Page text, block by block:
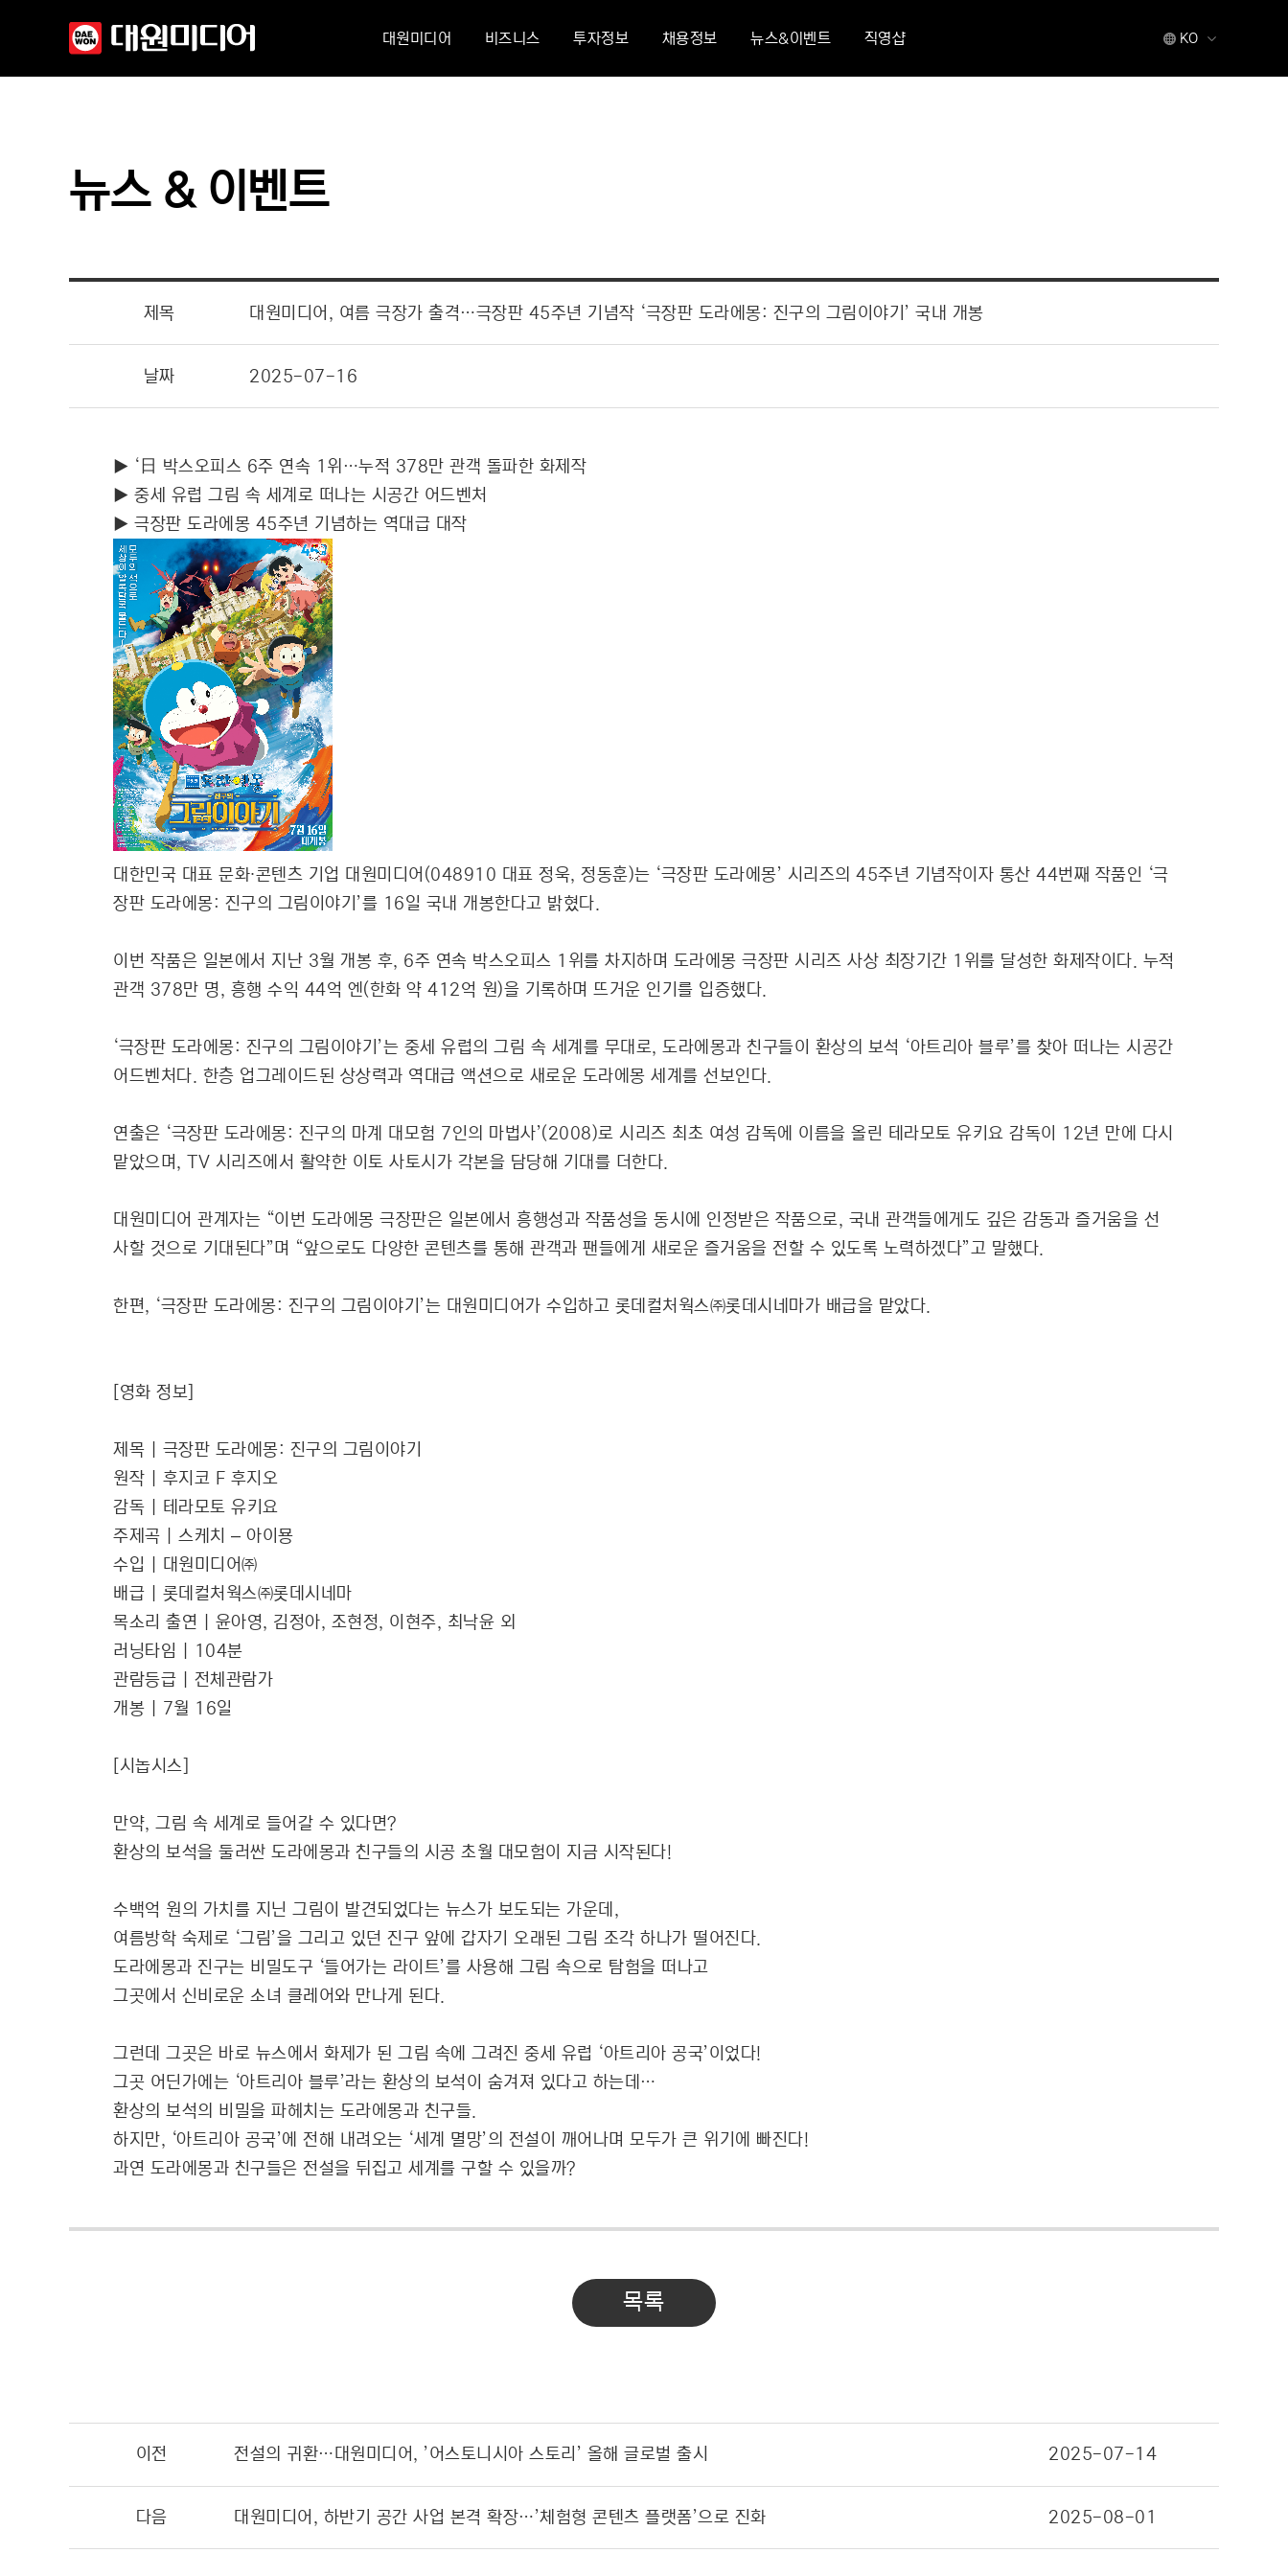
대원미디어 비즈니스 투자정보 채용정보 뉴스&이벤트 직영샵 KO
뉴스 & 이벤트
제목 대원미디어, 여름 극장가 출격…극장판 45주년 기념작 ‘극장판 도라에몽: 진구의 그림이야기’ 국내 개봉
날짜 2025-07-16
▶ ‘日 박스오피스 6주 연속 1위…누적 378만 관객 돌파한 화제작
▶ 중세 유럽 그림 속 세계로 떠나는 시공간 어드벤처
▶ 극장판 도라에몽 45주년 기념하는 역대급 대작
대한민국 대표 문화∙콘텐츠 기업 대원미디어(048910 대표 정욱, 정동훈)는 ‘극장판 도라에몽’ 시리즈의 45주년 기념작이자 통산 44번째 작품인 ‘극
장판 도라에몽: 진구의 그림이야기’를 16일 국내 개봉한다고 밝혔다.
이번 작품은 일본에서 지난 3월 개봉 후, 6주 연속 박스오피스 1위를 차지하며 도라에몽 극장판 시리즈 사상 최장기간 1위를 달성한 화제작이다. 누적
관객 378만 명, 흥행 수익 44억 엔(한화 약 412억 원)을 기록하며 뜨거운 인기를 입증했다.
‘극장판 도라에몽: 진구의 그림이야기’는 중세 유럽의 그림 속 세계를 무대로, 도라에몽과 친구들이 환상의 보석 ‘아트리아 블루’를 찾아 떠나는 시공간
어드벤처다. 한층 업그레이드된 상상력과 역대급 액션으로 새로운 도라에몽 세계를 선보인다.
연출은 ‘극장판 도라에몽: 진구의 마계 대모험 7인의 마법사’(2008)로 시리즈 최초 여성 감독에 이름을 올린 테라모토 유키요 감독이 12년 만에 다시
맡았으며, TV 시리즈에서 활약한 이토 사토시가 각본을 담당해 기대를 더한다.
대원미디어 관계자는 “이번 도라에몽 극장판은 일본에서 흥행성과 작품성을 동시에 인정받은 작품으로, 국내 관객들에게도 깊은 감동과 즐거움을 선
사할 것으로 기대된다”며 “앞으로도 다양한 콘텐츠를 통해 관객과 팬들에게 새로운 즐거움을 전할 수 있도록 노력하겠다”고 말했다.
한편, ‘극장판 도라에몽: 진구의 그림이야기’는 대원미디어가 수입하고 롯데컬처웍스㈜롯데시네마가 배급을 맡았다.
[영화 정보]
제목 | 극장판 도라에몽: 진구의 그림이야기
원작 | 후지코 F 후지오
감독 | 테라모토 유키요
주제곡 | 스케치 – 아이묭
수입 | 대원미디어㈜
배급 | 롯데컬처웍스㈜롯데시네마
목소리 출연
| 윤아영, 김정아, 조현정, 이현주, 최낙윤 외
러닝타임 | 104분
관람등급
| 전체관람가
개봉 | 7월 16일
[시놉시스]
만약, 그림 속 세계로 들어갈 수 있다면?
환상의 보석을 둘러싼 도라에몽과 친구들의 시공 초월 대모험이 지금 시작된다!
수백억 원의 가치를 지닌 그림이 발견되었다는 뉴스가 보도되는 가운데,
여름방학 숙제로 ‘그림’을 그리고 있던 진구 앞에 갑자기 오래된 그림 조각 하나가 떨어진다.
도라에몽과 진구는 비밀도구 ‘들어가는 라이트’를 사용해 그림 속으로 탐험을 떠나고
그곳에서 신비로운 소녀 클레어와 만나게 된다.
그런데 그곳은 바로 뉴스에서 화제가 된 그림 속에 그려진 중세 유럽 ‘아트리아 공국’이었다!
그곳 어딘가에는 ‘아트리아 블루’라는 환상의 보석이 숨겨져 있다고 하는데…
환상의 보석의 비밀을 파헤치는 도라에몽과 친구들.
하지만, ‘아트리아 공국’에 전해 내려오는 ‘세계 멸망’의 전설이 깨어나며 모두가 큰 위기에 빠진다!
과연 도라에몽과 친구들은 전설을 뒤집고 세계를 구할 수 있을까?
목록
이전 전설의 귀환…대원미디어, ’어스토니시아 스토리’ 올해 글로벌 출시 2025-07-14
다음 대원미디어, 하반기 공간 사업 본격 확장…’체험형 콘텐츠 플랫폼’으로 진화 2025-08-01